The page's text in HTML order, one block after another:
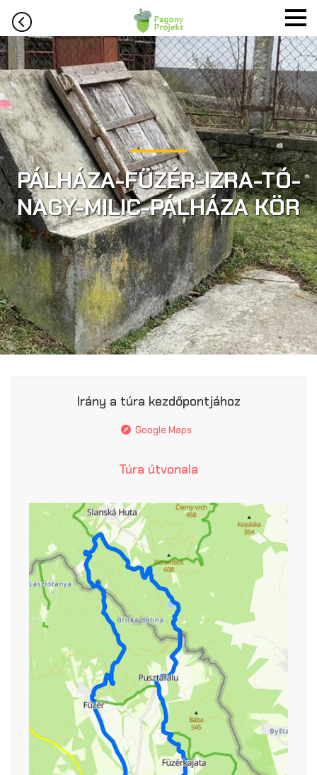
PÁLHÁZA-FÜZÉR-IZRA-TÓ-
NAGY-MILIC-PÁLHÁZA KÖR
Irány a túra kezdőpontjához
Google Maps
Túra útvonala